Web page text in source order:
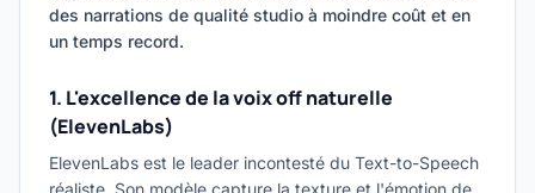
des narrations de qualité studio à moindre coût et en
un temps record.
1. L'excellence de la voix off naturelle
(ElevenLabs)
ElevenLabs est le leader incontesté du Text-to-Speech
réaliste. Son modèle capture la texture et l'émotion de